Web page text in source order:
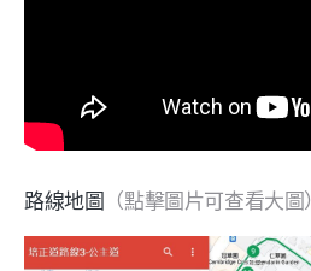
路線地圖 （點擊圖片可查看大圖）